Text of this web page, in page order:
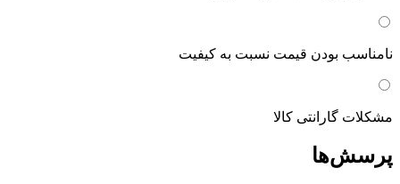
نامناسب بودن قیمت نسبت به کیفیت
مشکلات گارانتی کالا
پرسش‌ها